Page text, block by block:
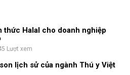
thức Halal cho doanh nghiệp
Lượt xem
lịch sử của ngành Thú y Việt